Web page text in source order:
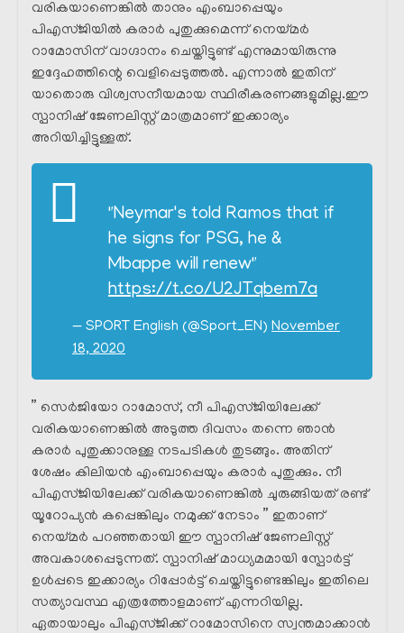
വരികയാണെങ്കിൽ താനും എംബാപ്പെയും
പിഎസ്ജിയിൽ കരാർ പുതുക്കുമെന്ന് നെയ്മർ
റാമോസിന് വാഗ്ദാനം ചെയ്തിട്ടുണ്ട് എന്നുമായിരുന്നു
ഇദ്ദേഹത്തിന്റെ വെളിപ്പെടുത്തൽ. എന്നാൽ ഇതിന്
യാതൊരു വിശ്വസനീയമായ സ്ഥിരീകരണങ്ങളുമില്ല.ഈ
സ്പാനിഷ് ജേണലിസ്റ്റ് മാത്രമാണ് ഇക്കാര്യം
അറിയിച്ചിട്ടുള്ളത്.
"Neymar's told Ramos that if
he signs for PSG, he &
Mbappe will renew"
https://t.co/U2JTqbem7a
— SPORT English (@Sport_EN) November
18, 2020
” സെർജിയോ റാമോസ്, നീ പിഎസ്ജിയിലേക്ക്
വരികയാണെങ്കിൽ അടുത്ത ദിവസം തന്നെ ഞാൻ
കരാർ പുതുക്കാനുള്ള നടപടികൾ തുടങ്ങും. അതിന്
ശേഷം കിലിയൻ എംബാപ്പെയും കരാർ പുതുക്കും. നീ
പിഎസ്ജിയിലേക്ക് വരികയാണെങ്കിൽ ചുരുങ്ങിയത് രണ്ട്
യൂറോപ്യൻ കപ്പെങ്കിലും നമുക്ക് നേടാം ” ഇതാണ്
നെയ്മർ പറഞ്ഞതായി ഈ സ്പാനിഷ് ജേണലിസ്റ്റ്
അവകാശപ്പെടുന്നത്. സ്പാനിഷ് മാധ്യമമായി സ്പോർട്ട്
ഉൾപ്പടെ ഇക്കാര്യം റിപ്പോർട്ട്‌ ചെയ്തിട്ടുണ്ടെങ്കിലും ഇതിലെ
സത്യാവസ്ഥ എത്രത്തോളമാണ് എന്നറിയില്ല.
ഏതായാലും പിഎസ്ജിക്ക്‌ റാമോസിനെ സ്വന്തമാക്കാൻ